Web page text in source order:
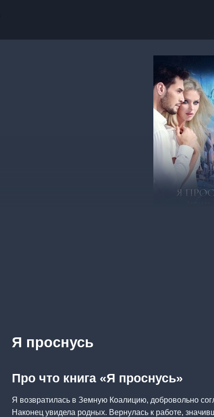
Я проснусь
Про что книга «Я проснусь»
Я возвратилась в Земную Коалицию, добровольно
Наконец увидела родных. Вернулась к работе,